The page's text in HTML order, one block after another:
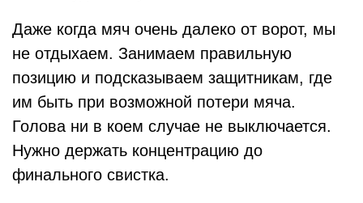
Даже когда мяч очень далеко от ворот, мы
не отдыхаем. Занимаем правильную
позицию и подсказываем защитникам, где
им быть при возможной потери мяча.
Голова ни в коем случае не выключается.
Нужно держать концентрацию до
финального свистка.